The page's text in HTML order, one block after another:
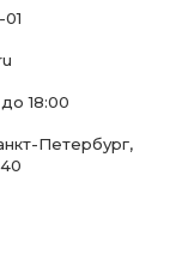
18:00
Петербург,